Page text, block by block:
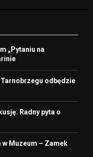
„Pytaniu na
Tarnobrzegu odbędzie
Radny pyta o
w Muzeum – Zamek